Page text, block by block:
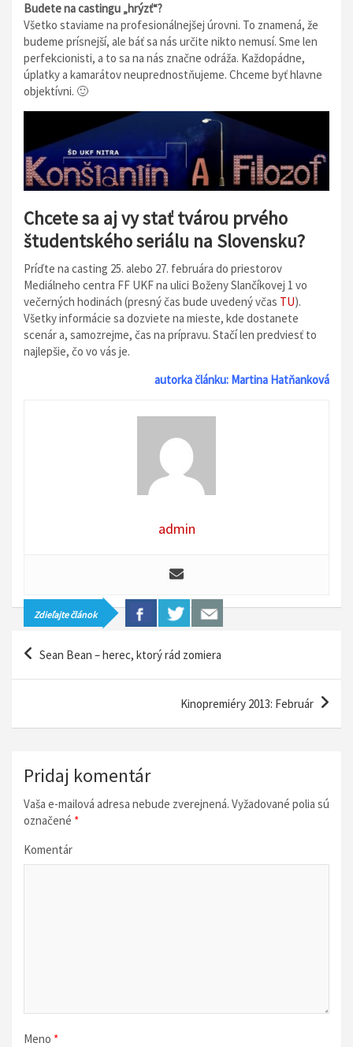
Budete na castingu „hrýzť“?
Všetko staviame na profesionálnejšej úrovni. To znamená, že
budeme prísnejší, ale báť sa nás určite nikto nemusí. Sme len
perfekcionisti, a to sa na nás značne odráža. Každopádne,
úplatky a kamarátov neuprednostňujeme. Chceme byť hlavne
objektívni. 🙂
Chcete sa aj vy stať tvárou prvého
študentského seriálu na Slovensku?
Príďte na casting 25. alebo 27. februára do priestorov
Mediálneho centra FF UKF na ulici Boženy Slančíkovej 1 vo
večerných hodinách (presný čas bude uvedený včas TU).
Všetky informácie sa dozviete na mieste, kde dostanete
scenár a, samozrejme, čas na prípravu. Stačí len predviesť to
najlepšie, čo vo vás je.
autorka článku: Martina Hatňanková
admin
Zdieľajte článok
Sean Bean – herec, ktorý rád zomiera
Kinopremiéry 2013: Február
Pridaj komentár
Vaša e-mailová adresa nebude zverejnená. Vyžadované polia sú
označené *
Komentár
Meno *